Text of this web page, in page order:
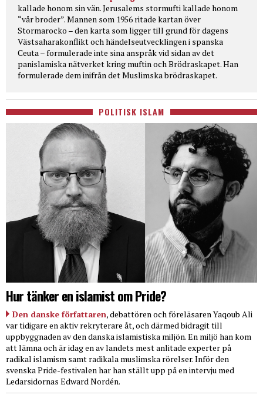
kallade honom sin vän. Jerusalems stormufti kallade honom
“vår broder”. Mannen som 1956 ritade kartan över
Stormarocko – den karta som ligger till grund för dagens
Västsaharakonflikt och händelseutvecklingen i spanska
Ceuta – formulerade inte sina anspråk vid sidan av det
panislamiska nätverket kring muftin och Brödraskapet. Han
formulerade dem inifrån det Muslimska brödraskapet.
POLITISK ISLAM
Hur tänker en islamist om Pride?
Den danske författaren, debattören och föreläsaren Yaqoub Ali
var tidigare en aktiv rekryterare åt, och därmed bidragit till
uppbyggnaden av den danska islamistiska miljön. En miljö han kom
att lämna och är idag en av landets mest anlitade experter på
radikal islamism samt radikala muslimska rörelser. Inför den
svenska Pride-festivalen har han ställt upp på en intervju med
Ledarsidornas Edward Nordén.